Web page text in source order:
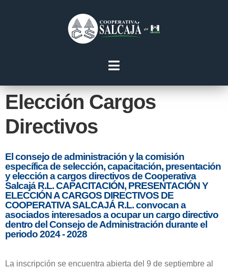
Elección Cargos
Directivos
El consejo de administración y la comisión
específica de selección, capacitación, presentación
y elección a cargos directivos de Cooperativa
Salcajá R.L. CAPACITACIÓN, PRESENTACIÓN Y
ELECCIÓN A CARGOS DIRECTIVOS DE
COOPERATIVA SALCAJÁ R.L. convocan a
asociados interesados a ocupar un cargo directivo
dentro del Consejo de Administración durante el
periodo 2024 - 2028
La inscripción se encuentra abierta del 9 de septiembre al